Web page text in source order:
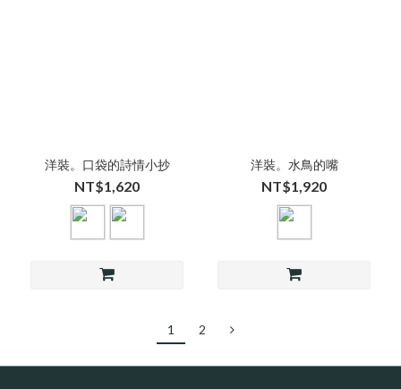
洋裝。口袋的詩情小抄
NT$1,620
洋裝。水鳥的嘴
NT$1,920
1 2